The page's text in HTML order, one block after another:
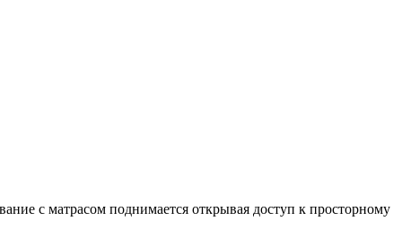
с матрасом поднимается открывая доступ к просторному